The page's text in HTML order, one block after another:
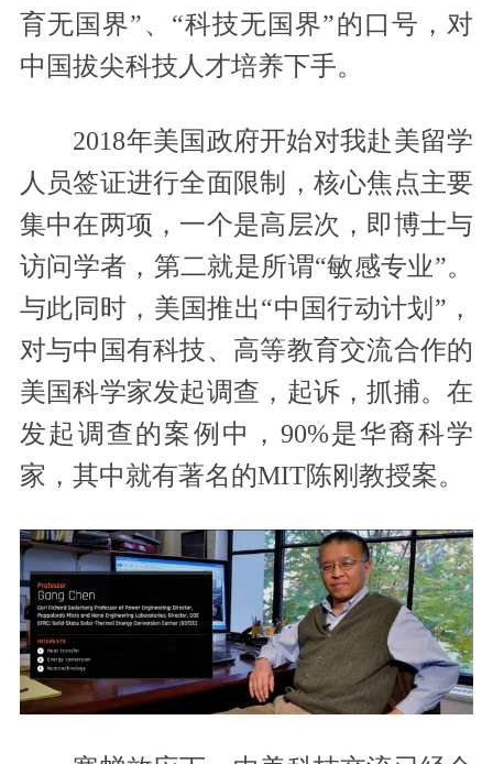
育无国界”、“科技无国界”的口号，对
中国拔尖科技人才培养下手。
2018年美国政府开始对我赴美留学
人员签证进行全面限制，核心焦点主要
集中在两项，一个是高层次，即博士与
访问学者，第二就是所谓“敏感专业”。
与此同时，美国推出“中国行动计划”，
对与中国有科技、高等教育交流合作的
美国科学家发起调查，起诉，抓捕。在
发起调查的案例中，90%是华裔科学
家，其中就有著名的MIT陈刚教授案。